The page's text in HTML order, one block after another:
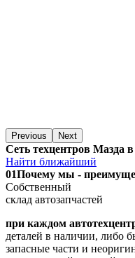
Previous Next
Сеть техцентров Мазда
Найти ближайший
01Почему мы -
Собственный
склад автозапчастей
при каждом
деталей в наличии, либо
запасные части и